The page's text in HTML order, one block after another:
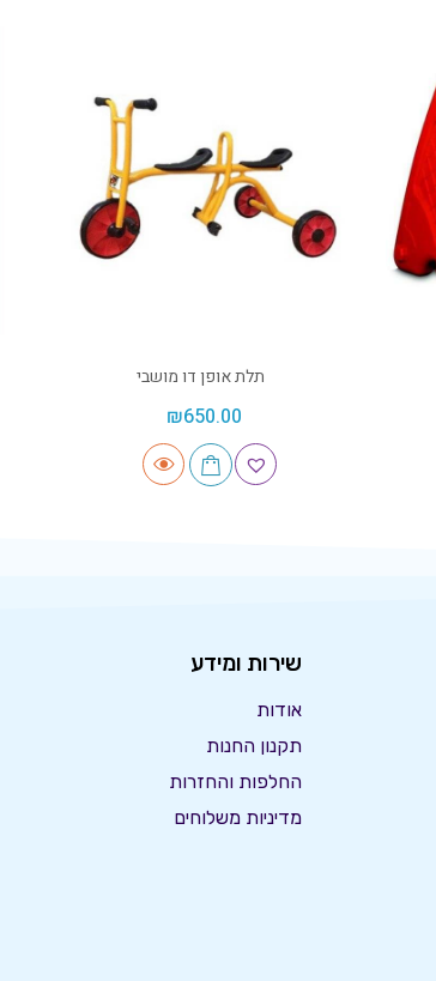
תלת אופן דו מושבי
₪650.00
שירות ומידע
אודות
תקנון החנות
החלפות והחזרות
מדיניות משלוחים